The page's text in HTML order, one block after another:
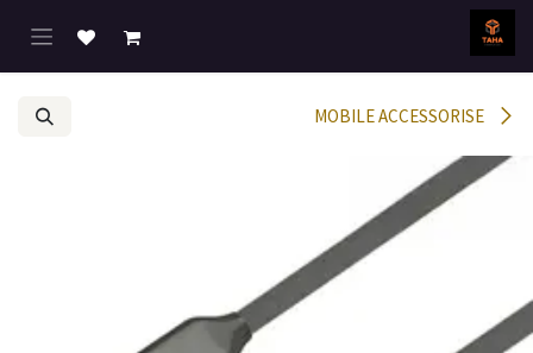
تخطي للذهاب إلى المحتوى